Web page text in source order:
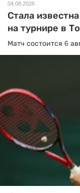
04.08.2026
Стала
на турнире в
Матч состоится 6